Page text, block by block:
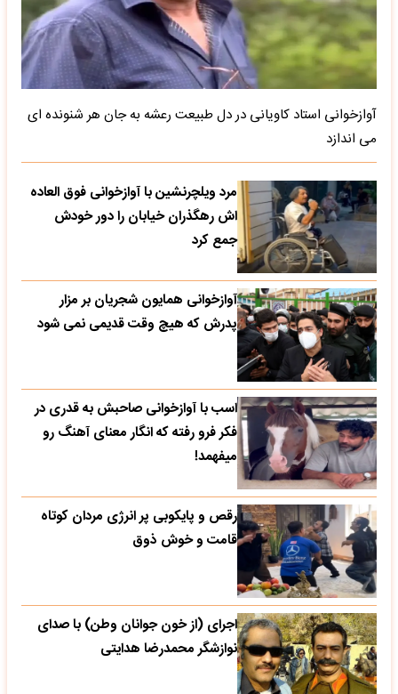
آوازخوانی استاد کاویانی در دل طبیعت رعشه به جان هر شنونده ای
می اندازد
مرد ویلچرنشین با آوازخوانی فوق العاده
اش رهگذران خیابان را دور خودش
جمع کرد
آوازخوانی همایون شجریان بر مزار
پدرش که هیچ وقت قدیمی نمی شود
اسب با آوازخوانی صاحبش به قدری در
فکر فرو رفته که انگار معنای آهنگ رو
میفهمد!
رقص و پایکوبی پر انرژی مردان کوتاه
قامت و خوش ذوق
اجرای (از خون جوانان وطن) با صدای
نوازشگر محمدرضا هدایتی